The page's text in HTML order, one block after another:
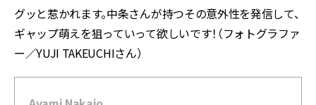
グッと惹かれます。中条さんが持つその意外性を発信して、
ギャップ萌えを狙っていって欲しいです！（フォトグラファ
ー／YUJI TAKEUCHIさん）